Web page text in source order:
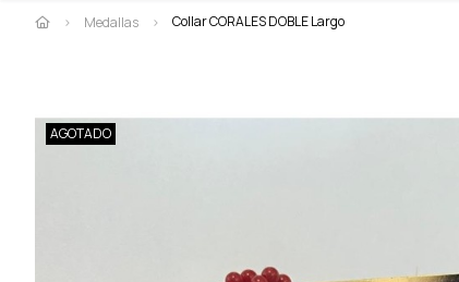
Medallas Collar CORALES DOBLE Largo
AGOTADO